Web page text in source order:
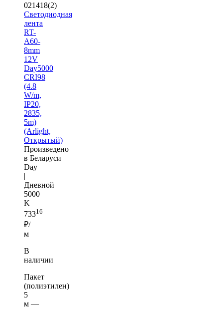
021418(2)
Светодиодная
лента
RT-
A60-
8mm
12V
Day5000
CRI98
(4.8
W/m,
IP20,
2835,
5m)
(Arlight,
Открытый)
Произведено
в Беларуси
Day
|
Дневной
5000
K
73316
₽/
м
В
наличии
Пакет
(полиэтилен)
5
м —